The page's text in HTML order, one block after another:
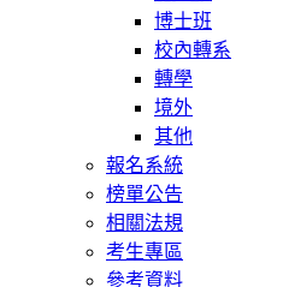
博士班
校內轉系
轉學
境外
其他
報名系統
榜單公告
相關法規
考生專區
參考資料